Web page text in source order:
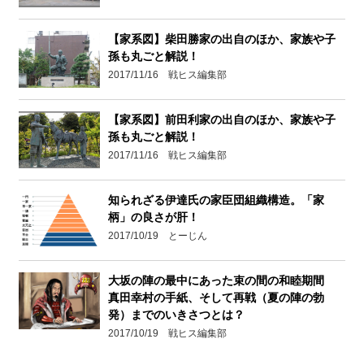
【家系図】柴田勝家の出自のほか、家族や子
孫も丸ごと解説！
2017/11/16 戦ヒス編集部
【家系図】前田利家の出自のほか、家族や子
孫も丸ごと解説！
2017/11/16 戦ヒス編集部
知られざる伊達氏の家臣団組織構造。「家
柄」の良さが肝！
2017/10/19 とーじん
大坂の陣の最中にあった束の間の和睦期間
真田幸村の手紙、そして再戦（夏の陣の勃
発）までのいきさつとは？
2017/10/19 戦ヒス編集部